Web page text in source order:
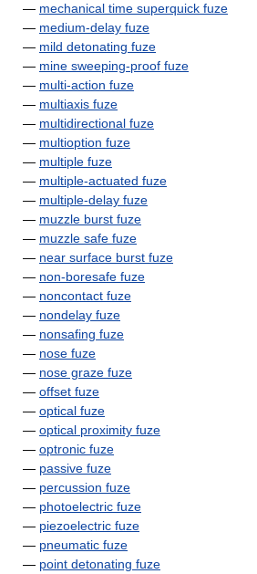
— mechanical time superquick fuze
— medium-delay fuze
— mild detonating fuze
— mine sweeping-proof fuze
— multi-action fuze
— multiaxis fuze
— multidirectional fuze
— multioption fuze
— multiple fuze
— multiple-actuated fuze
— multiple-delay fuze
— muzzle burst fuze
— muzzle safe fuze
— near surface burst fuze
— non-boresafe fuze
— noncontact fuze
— nondelay fuze
— nonsafing fuze
— nose fuze
— nose graze fuze
— offset fuze
— optical fuze
— optical proximity fuze
— optronic fuze
— passive fuze
— percussion fuze
— photoelectric fuze
— piezoelectric fuze
— pneumatic fuze
— point detonating fuze